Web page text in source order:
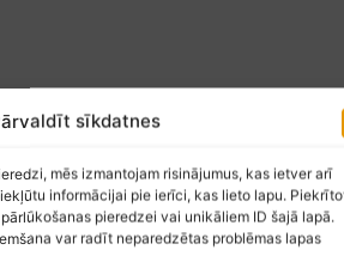
sīkdatnes
mēs izmantojam risinājumus, kas ietver arī
informācijai pie ierīci, kas lieto lapu.
pieredzei vai unikāliem ID šajā lapā.
var radīt neparedzētas problēmas lapas